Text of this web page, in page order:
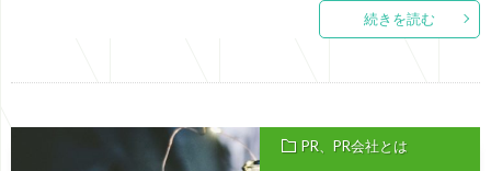
続きを読む
PR、PR会社とは